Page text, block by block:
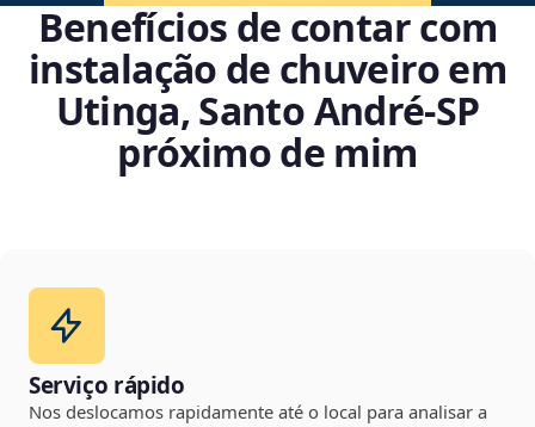
Benefícios de contar com
instalação de chuveiro em
Utinga, Santo André‑SP
próximo de mim
Serviço rápido
Nos deslocamos rapidamente até o local para analisar a